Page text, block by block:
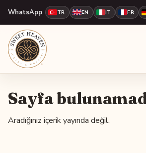
WhatsApp TR EN IT FR
Sayfa
Aradığınız içerik yayında değil.